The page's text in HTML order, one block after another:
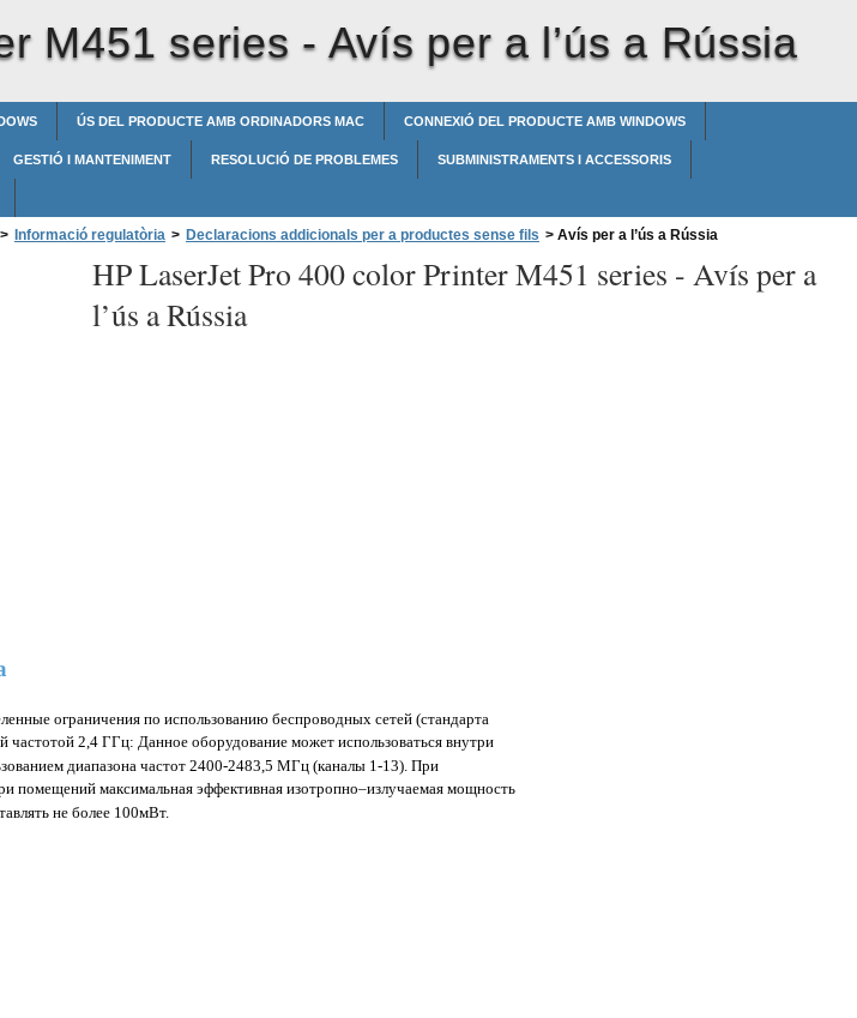
M451 series - Avís per a l’ús a Rússia
ÚS DEL PRODUCTE AMB ORDINADORS MAC CONNEXIÓ DEL PRODUCTE AMB WINDOWS
GESTIÓ I MANTENIMENT RESOLUCIÓ DE PROBLEMES SUBMINISTRAMENTS I ACCESSORIS
> Informació regulatòria > Declaracions addicionals per a productes sense fils > Avís per a l’ús a Rússia
HP LaserJet Pro 400 color Printer M451 series - Avís per a
l’ús a Rússia
ограничения по использованию беспроводных сетей (стандарта
частотой 2,4 ГГц: Данное оборудование может использоваться внутри
диапазона частот 2400-2483,5 МГц (каналы 1-13). При
помещений максимальная эффективная изотропно–излучаемая мощность
не более 100мВт.